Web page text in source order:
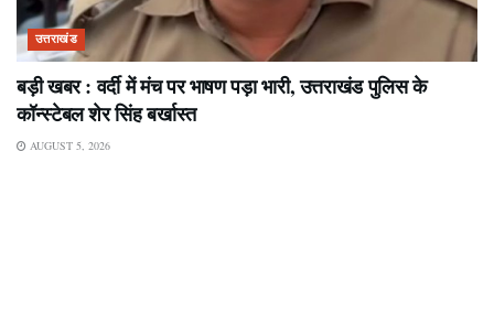
उत्तराखंड
बड़ी खबर : वर्दी में मंच पर भाषण पड़ा भारी, उत्तराखंड पुलिस के
कॉन्स्टेबल शेर सिंह बर्खास्त
AUGUST 5, 2026